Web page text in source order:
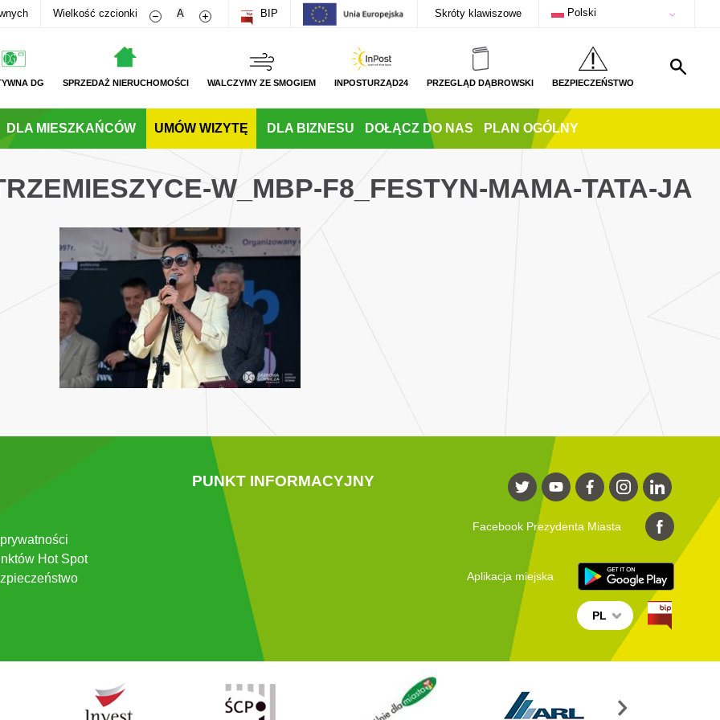
Wielkość czcionki Zmniejsz rozmiar czcionki
A Zwiększ rozmiar czcionki
BIP Skróty klawiszowe Polski
DG SPRZEDAŻ NIERUCHOMOŚCI WALCZYMY ZE SMOGIEM INPOSTURZĄD24 PRZEGLĄD DĄBROWSKI BEZPIECZEŃSTWO
DLA MIESZKAŃCÓW UMÓW WIZYTĘ DLA BIZNESU DOŁĄCZ DO NAS PLAN OGÓLNY
W_MBP-F8_FESTYN-MAMA-TATA-JA
Hot Spot
PUNKT INFORMACYJNY
Facebook Prezydenta Miasta
Aplikacja miejska
PL